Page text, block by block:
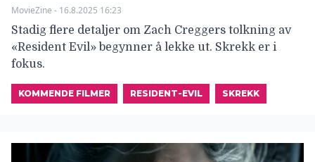
MovieZine - 16.8.2025 16:23
Stadig flere detaljer om Zach Creggers tolkning av
«Resident Evil» begynner å lekke ut. Skrekk er i
fokus.
KOMMENDE FILMER RESIDENT-EVIL SKREKK